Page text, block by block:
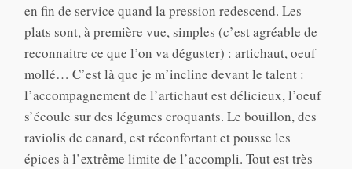
en fin de service quand la pression redescend. Les
plats sont, à première vue, simples (c’est agréable de
reconnaitre ce que l’on va déguster) : artichaut, oeuf
mollé… C’est là que je m’incline devant le talent :
l’accompagnement de l’artichaut est délicieux, l’oeuf
s’écoule sur des légumes croquants. Le bouillon, des
raviolis de canard, est réconfortant et pousse les
épices à l’extrême limite de l’accompli. Tout est très